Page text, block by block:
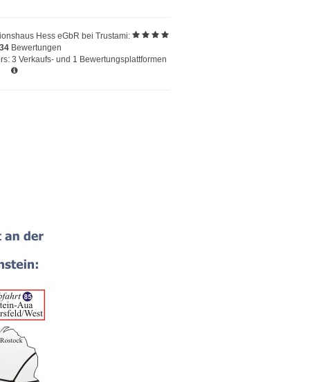
Hess eGbR bei Trustami:
Bewertungen
3 Verkaufs- und 1 Bewertungsplattformen